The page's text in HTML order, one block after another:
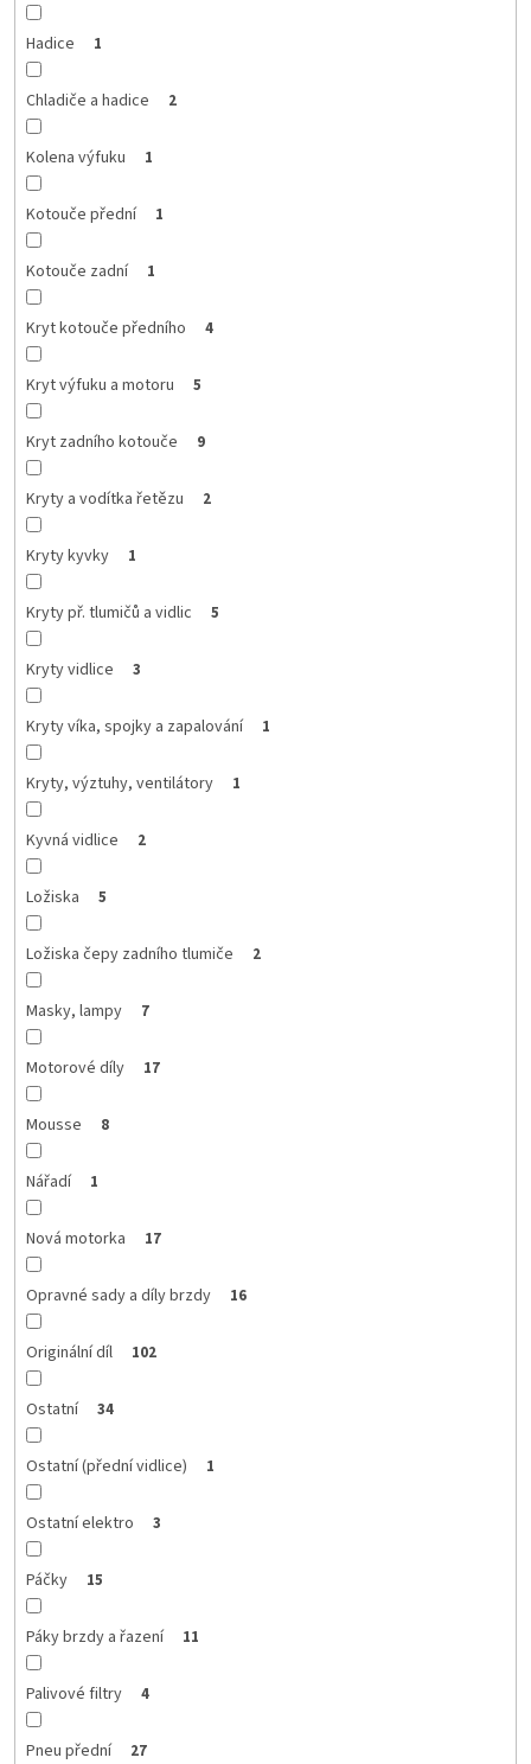
Hadice 1
Chladiče a hadice 2
Kolena výfuku 1
Kotouče přední 1
Kotouče zadní 1
Kryt kotouče předního 4
Kryt výfuku a motoru 5
Kryt zadního kotouče 9
Kryty a vodítka řetězu 2
Kryty kyvky 1
Kryty př. tlumičů a vidlic 5
Kryty vidlice 3
Kryty víka, spojky a zapalování 1
Kryty, výztuhy, ventilátory 1
Kyvná vidlice 2
Ložiska 5
Ložiska čepy zadního tlumiče 2
Masky, lampy 7
Motorové díly 17
Mousse 8
Nářadí 1
Nová motorka 17
Opravné sady a díly brzdy 16
Originální díl 102
Ostatní 34
Ostatní (přední vidlice) 1
Ostatní elektro 3
Páčky 15
Páky brzdy a řazení 11
Palivové filtry 4
Pneu přední 27